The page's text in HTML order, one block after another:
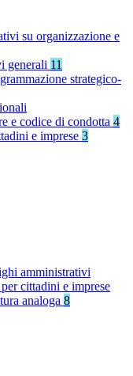
su organizzazione e
generali 11
strategico-
e codice di condotta 4
e imprese 3
amministrativi
cittadini e imprese
analoga 8